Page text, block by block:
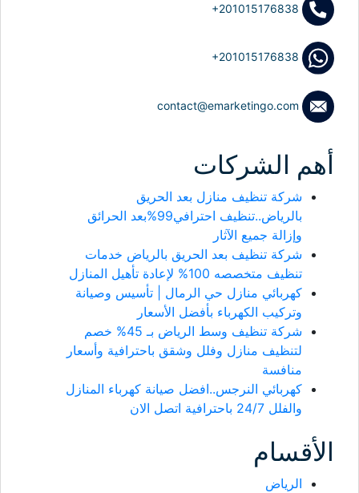
+201015176838
+201015176838
contact@emarketingo.com
أهم الشركات
شركة تنظيف منازل بعد الحريق
بالرياض..تنظيف احترافي99%بعد الحرائق
وإزالة جميع الآثار
شركة تنظيف بعد الحريق بالرياض خدمات
تنظيف متخصصه 100% لإعادة تأهيل المنازل
كهربائي منازل حي الرمال | تأسيس وصيانة
وتركيب الكهرباء بأفضل الأسعار
شركة تنظيف وسط الرياض بـ 45% خصم
لتنظيف منازل وفلل وشقق باحترافية وأسعار
منافسة
كهربائي النرجس..افضل صيانة كهرباء المنازل
والفلل 24/7 باحترافية اتصل الان
الأقسام
الرياض